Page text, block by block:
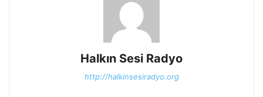
Halkın Sesi Radyo
http://halkinsesiradyo.org